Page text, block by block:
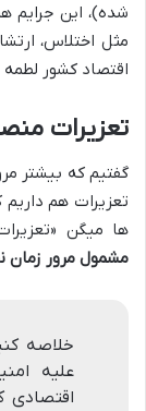
شده)، این جرایم
مثل اختلاس،
اقتصاد کشور
تعزیرات
گفتیم که بیشتر
تعزیرات هم
ها میگن
مشمول مرور زمان
خلاصه
علیه
اقتصادی